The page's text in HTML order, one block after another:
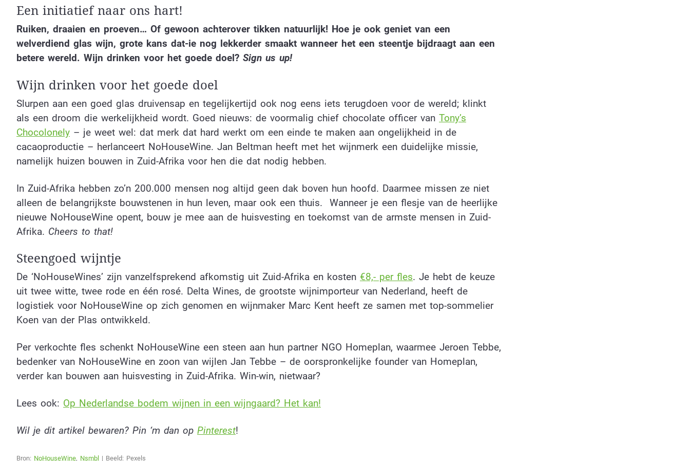
Een initiatief naar ons hart!
Ruiken, draaien en proeven… Of gewoon achterover tikken natuurlijk! Hoe je ook geniet van een
welverdiend glas wijn, grote kans dat-ie nog lekkerder smaakt wanneer het een steentje bijdraagt aan een
betere wereld. Wijn drinken voor het goede doel? Sign us up!
Wijn drinken voor het goede doel
Slurpen aan een goed glas druivensap en tegelijkertijd ook nog eens iets terugdoen voor de wereld; klinkt
als een droom die werkelijkheid wordt. Goed nieuws: de voormalig chief chocolate officer van Tony’s
Chocolonely – je weet wel: dat merk dat hard werkt om een einde te maken aan ongelijkheid in de
cacaoproductie – herlanceert NoHouseWine. Jan Beltman heeft met het wijnmerk een duidelijke missie,
namelijk huizen bouwen in Zuid-Afrika voor hen die dat nodig hebben.
In Zuid-Afrika hebben zo’n 200.000 mensen nog altijd geen dak boven hun hoofd. Daarmee missen ze niet
alleen de belangrijkste bouwstenen in hun leven, maar ook een thuis. Wanneer je een flesje van de heerlijke
nieuwe NoHouseWine opent, bouw je mee aan de huisvesting en toekomst van de armste mensen in Zuid-
Afrika. Cheers to that!
Steengoed wijntje
De ‘NoHouseWines’ zijn vanzelfsprekend afkomstig uit Zuid-Afrika en kosten €8,- per fles. Je hebt de keuze
uit twee witte, twee rode en één rosé. Delta Wines, de grootste wijnimporteur van Nederland, heeft de
logistiek voor NoHouseWine op zich genomen en wijnmaker Marc Kent heeft ze samen met top-sommelier
Koen van der Plas ontwikkeld.
Per verkochte fles schenkt NoHouseWine een steen aan hun partner NGO Homeplan, waarmee Jeroen Tebbe,
bedenker van NoHouseWine en zoon van wijlen Jan Tebbe – de oorspronkelijke founder van Homeplan,
verder kan bouwen aan huisvesting in Zuid-Afrika. Win-win, nietwaar?
Lees ook: Op Nederlandse bodem wijnen in een wijngaard? Het kan!
Wil je dit artikel bewaren? Pin ‘m dan op Pinterest!
Bron: NoHouseWine, Nsmbl | Beeld: Pexels